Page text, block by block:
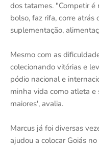
dos tatames. "Competir
bolso, faz rifa, corre atrás
suplementação,
Mesmo com as
colecionando vitórias e
pódio nacional e
minha vida como atleta e
maiores', avalia.
Marcus já foi diversas
ajudou a colocar Goiás